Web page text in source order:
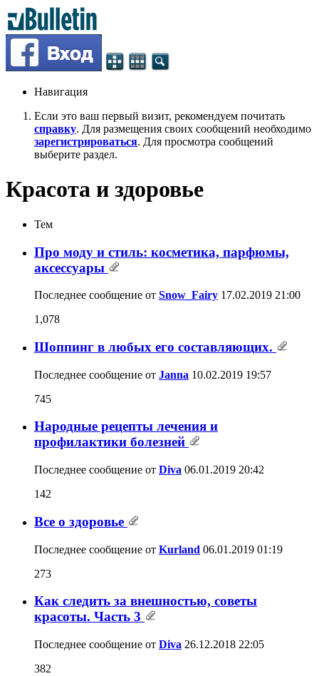
Навигация
Если это ваш первый визит, рекомендуем почитать
справку. Для размещения своих сообщений необходимо
зарегистрироваться. Для просмотра сообщений
выберите раздел.
Красота и здоровье
Тем
Про моду и стиль: косметика, парфюмы,
аксессуары
Последнее сообщение от Snow_Fairy 17.02.2019 21:00
1,078
Шоппинг в любых его составляющих.
Последнее сообщение от Janna 10.02.2019 19:57
745
Народные рецепты лечения и
профилактики болезней
Последнее сообщение от Diva 06.01.2019 20:42
142
Все о здоровье
Последнее сообщение от Kurland 06.01.2019 01:19
273
Как следить за внешностью, советы
красоты. Часть 3
Последнее сообщение от Diva 26.12.2018 22:05
382